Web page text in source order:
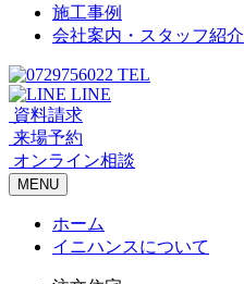
施工事例
会社案内・スタッフ紹介
TEL
LINE
資料請求
来場予約
オンライン相談
MENU
ホーム
イニハンスについて